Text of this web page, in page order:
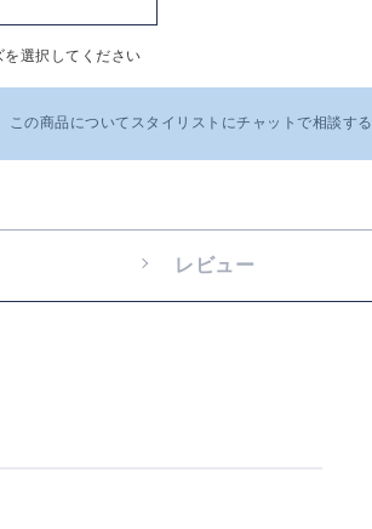
選択してください
この商品についてスタイリストにチャットで相談する
レビュー